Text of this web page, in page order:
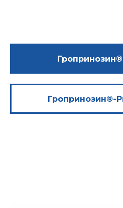
Гропринозин®-